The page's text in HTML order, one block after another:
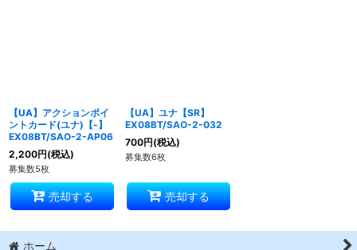
【UA】アクションポイ
ントカード(ユナ)【-】
EX08BT/SAO-2-AP06
2,200円(税込)
募集数5枚
売却する
【UA】ユナ【SR】
EX08BT/SAO-2-032
700円(税込)
募集数6枚
売却する
ホーム